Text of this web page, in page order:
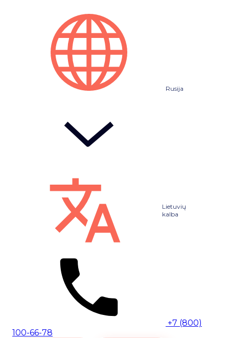
Rusija
Lietuvių
kalba
+7 (800)
100-66-78